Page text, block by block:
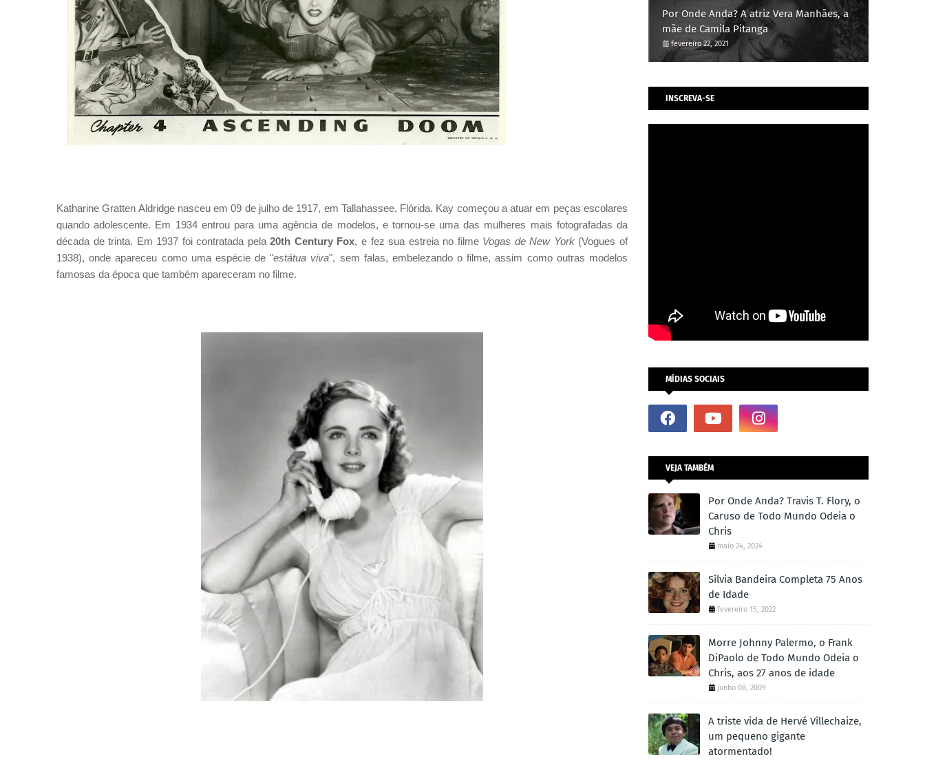
Katharine Gratten Aldridge nasceu em 09 de julho de 1917, em Tallahassee, Flórida. Kay começou a atuar em peças escolares
quando adolescente. Em 1934 entrou para uma agência de modelos, e tornou-se uma das mulheres mais fotografadas da
década de trinta. Em 1937 foi contratada pela20th Century Fox, e fez sua estreia no filme Vogas de New York(Vogues of
1938), onde apareceu como uma espécie de "estátua viva", sem falas, embelezando o filme, assim como outras modelos
famosas da época que também apareceram no filme.
Por Onde Anda? A atriz Vera Manhães, a
mãe de Camila Pitanga
fevereiro 22, 2021
INSCREVA-SE
MÍDIAS SOCIAIS
VEJA TAMBÉM
Por Onde Anda? Travis T. Flory, o
Caruso de Todo Mundo Odeia o
Chris
maio 24, 2024
Sílvia Bandeira Completa 75 Anos
de Idade
fevereiro 15, 2022
Morre Johnny Palermo, o Frank
DiPaolo de Todo Mundo Odeia o
Chris, aos 27 anos de idade
junho 08, 2009
A triste vida de Hervé Villechaize,
um pequeno gigante
atormentado!